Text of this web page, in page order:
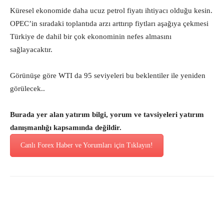
Küresel ekonomide daha ucuz petrol fiyatı ihtiyacı olduğu kesin.
OPEC’in sıradaki toplantıda arzı arttırıp fiytları aşağıya çekmesi
Türkiye de dahil bir çok ekonominin nefes almasını
sağlayacaktır.
Görünüşe göre WTI da 95 seviyeleri bu beklentiler ile yeniden
görülecek..
Burada yer alan yatırım bilgi, yorum ve tavsiyeleri yatırım
danışmanlığı kapsamında değildir.
Canlı Forex Haber ve Yorumları için Tıklayın!